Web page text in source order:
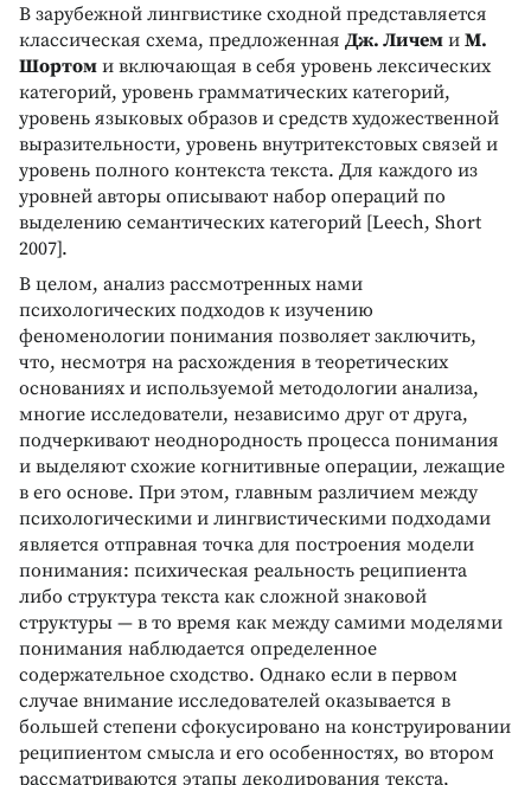
В зарубежной лингвистике сходной представляется
классическая схема, предложенная Дж. Личем и М.
Шортом и включающая в себя уровень лексических
категорий, уровень грамматических категорий,
уровень языковых образов и средств художественной
выразительности, уровень внутритекстовых связей и
уровень полного контекста текста. Для каждого из
уровней авторы описывают набор операций по
выделению семантических категорий [Leech, Short
2007].
В целом, анализ рассмотренных нами
психологических подходов к изучению
феноменологии понимания позволяет заключить,
что, несмотря на расхождения в теоретических
основаниях и используемой методологии анализа,
многие исследователи, независимо друг от друга,
подчеркивают неоднородность процесса понимания
и выделяют схожие когнитивные операции, лежащие
в его основе. При этом, главным различием между
психологическими и лингвистическими подходами
является отправная точка для построения модели
понимания: психическая реальность реципиента
либо структура текста как сложной знаковой
структуры — в то время как между самими моделями
понимания наблюдается определенное
содержательное сходство. Однако если в первом
случае внимание исследователей оказывается в
большей степени сфокусировано на конструировании
реципиентом смысла и его особенностях, во втором
рассматриваются этапы декодирования текста,